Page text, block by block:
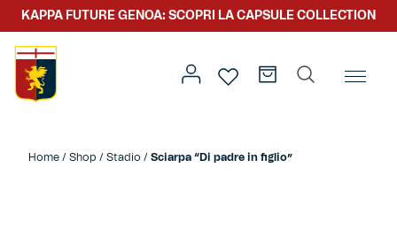
KAPPA FUTURE GENOA: SCOPRI LA CAPSULE COLLECTION
Home / Shop / Stadio / Sciarpa “Di padre in figlio”